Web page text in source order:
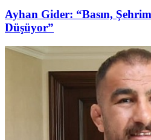
Ayhan Gider: “Basın,
Düşüyor”